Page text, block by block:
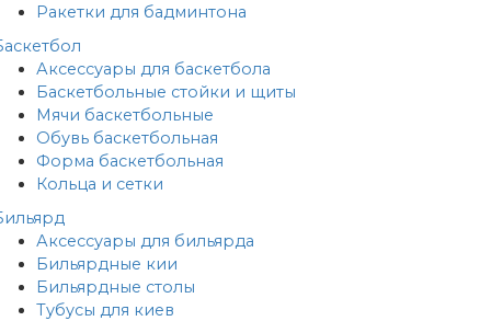
Ракетки для бадминтона
Аксессуары для баскетбола
Баскетбольные стойки и щиты
Мячи баскетбольные
Обувь баскетбольная
Форма баскетбольная
Кольца и сетки
Аксессуары для бильярда
Бильярдные кии
Бильярдные столы
Тубусы для киев